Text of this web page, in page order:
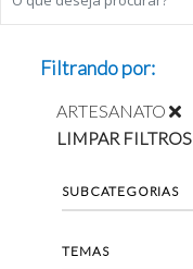
Filtrando por:
ARTESANATO
LIMPAR FILTROS
SUBCATEGORIAS
TEMAS